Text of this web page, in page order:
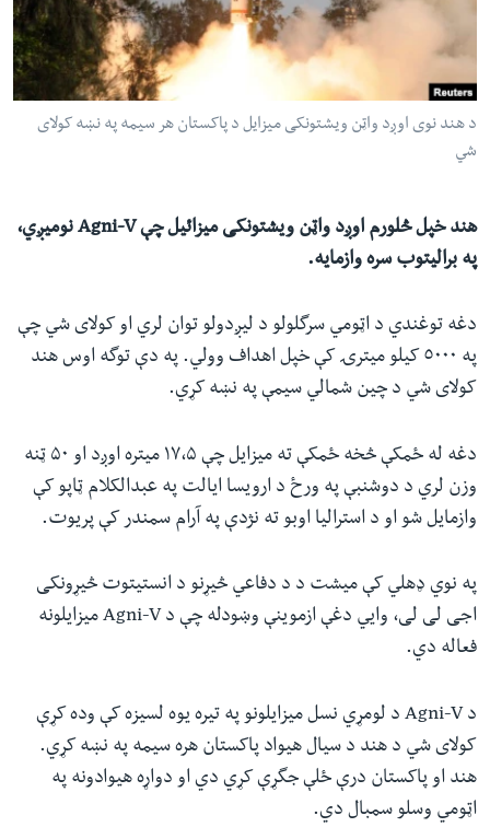
لټون
ځای
لاړ
له مونږ سره په تماس کې پاتې شئ
د هند نوی اوږد واټن ویشتونکی میزایل د پاکستان هر سیمه په نښه کولای
شي
هند خپل څلورم اوږد واټن ویشتونکی میزائیل چېAgni-Vنومیږي،
په برالیتوب سره وازمایه.
دغه توغندي د اټومي سرگلولو د لیږدولو توان لري او کولای شي چې
په ٥٠٠٠ کیلو میترۍ کې خپل اهداف وولي. په دې توگه اوس هند
کولای شي د چین شمالي سیمې په نښه کړي.
دغه له ځمکې څخه ځمکې ته میزایل چې ۱۷،۵ میتره اوږد او ۵۰ ټنه
وزن لري د دوشنبې په ورځ د ارویسا ایالت په عبدالکلام ټاپو کې
وازمایل شو او د استرالیا اوبو ته نژدې په آرام سمندر کې پریوت.
په نوي ډهلي کې میشت د د دفاعي څیړنو د انستیتوت څیړونکی
اجی لی لی، وایي دغې ازموینې وښودله چې د Agni-Vمیزایلونه
فعاله دي.
دAgni-V د لومړي نسل میزایلونو په تیره یوه لسیزه کې وده کړې
کولای شي د هند د سیال هیواد پاکستان هره سیمه په نښه کړي.
هند او پاکستان درې ځلې جگړې کړي دي او دواړه هیوادونه په
اټومي وسلو سمبال دي.